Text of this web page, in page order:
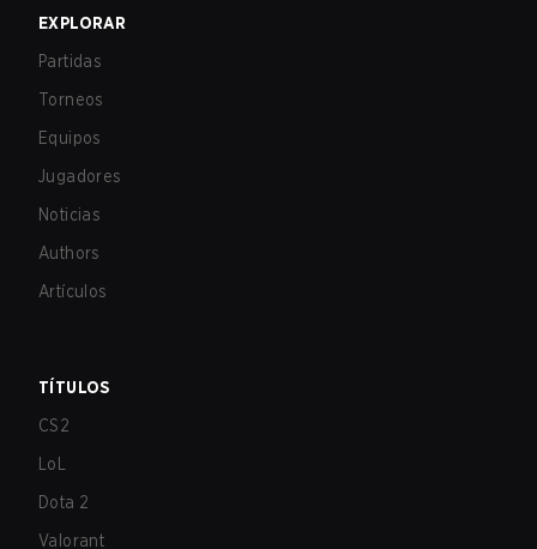
EXPLORAR
Partidas
Torneos
Equipos
Jugadores
Noticias
Authors
Artículos
TÍTULOS
CS2
LoL
Dota 2
Valorant